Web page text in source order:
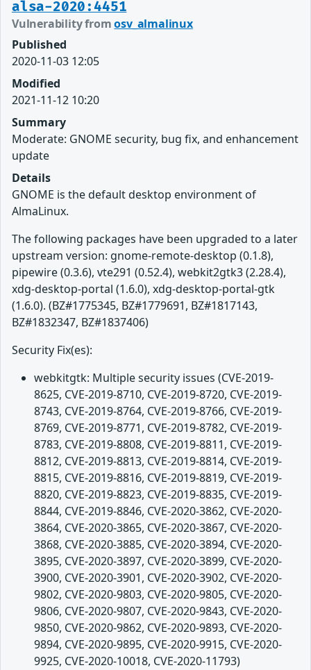
alsa-2020:4451
Vulnerability fromosv_almalinux
Published
2020-11-03 12:05
Modified
2021-11-12 10:20
Summary
Moderate: GNOME security, bug fix, and enhancement
update
Details
GNOME is the default desktop environment of
AlmaLinux.
The following packages have been upgraded to a later
upstream version: gnome-remote-desktop (0.1.8),
pipewire (0.3.6), vte291 (0.52.4), webkit2gtk3 (2.28.4),
xdg-desktop-portal (1.6.0), xdg-desktop-portal-gtk
(1.6.0). (BZ#1775345, BZ#1779691, BZ#1817143,
BZ#1832347, BZ#1837406)
Security Fix(es):
webkitgtk: Multiple security issues (CVE-2019-
8625, CVE-2019-8710, CVE-2019-8720, CVE-2019-
8743, CVE-2019-8764, CVE-2019-8766, CVE-2019-
8769, CVE-2019-8771, CVE-2019-8782, CVE-2019-
8783, CVE-2019-8808, CVE-2019-8811, CVE-2019-
8812, CVE-2019-8813, CVE-2019-8814, CVE-2019-
8815, CVE-2019-8816, CVE-2019-8819, CVE-2019-
8820, CVE-2019-8823, CVE-2019-8835, CVE-2019-
8844, CVE-2019-8846, CVE-2020-3862, CVE-2020-
3864, CVE-2020-3865, CVE-2020-3867, CVE-2020-
3868, CVE-2020-3885, CVE-2020-3894, CVE-2020-
3895, CVE-2020-3897, CVE-2020-3899, CVE-2020-
3900, CVE-2020-3901, CVE-2020-3902, CVE-2020-
9802, CVE-2020-9803, CVE-2020-9805, CVE-2020-
9806, CVE-2020-9807, CVE-2020-9843, CVE-2020-
9850, CVE-2020-9862, CVE-2020-9893, CVE-2020-
9894, CVE-2020-9895, CVE-2020-9915, CVE-2020-
9925, CVE-2020-10018, CVE-2020-11793)